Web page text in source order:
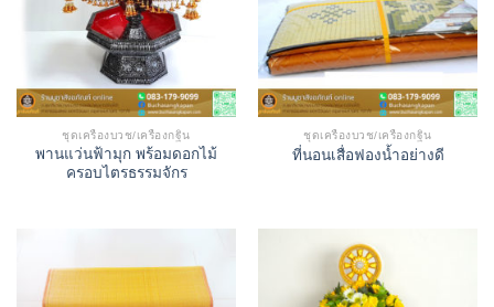
ชุดเครื่องบวช/เครื่องกฐิน
พานแว่นฟ้ามุก พร้อมดอกไม้
ครอบไตรธรรมจักร
ชุดเครื่องบวช/เครื่องกฐิน
ที่นอนเสื่อฟองน้ำอย่างดี